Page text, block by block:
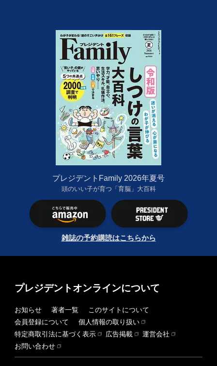
プレジデントFamily 2026年夏号
頭のいい子が育つ「育脳」大百科
雑誌の予約購読はこちらから
プレジデントオンラインについて
お知らせ 著者一覧
このサイトについて
会員登録について
個人情報の取り扱い
特定商取引法に基づく表示
広告掲載
運営会社
お問い合わせ